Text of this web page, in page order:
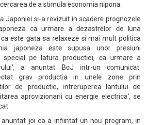
de a stimula economia nipona.
Japoniei si-a revizuit in scadere prognozele
ca urmare a dezastrelor de luna
este gata sa relaxeze si mai mult politica
japoneza este supusa unor presiuni
pe latura productiei, ca urmare a
a anuntat BoJ intr-un comunicat.
grav productia in unele zone prin
de productie, intreruperea lantului de
aprovizionarii cu energie electrica', se
anuntat joi ca a infiintat un nou program, in